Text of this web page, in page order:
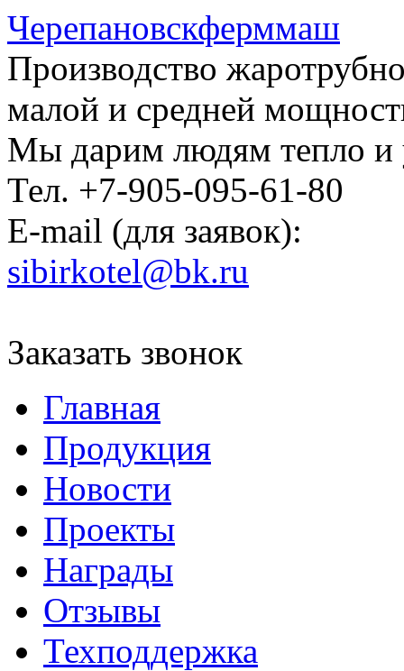
Черепановскферммаш
Производство
малой и средней
Мы дарим людям тепло и
Тел. +7-905-095-61-80
E-mail (для заявок):
sibirkotel@bk.ru
Заказать звонок
Главная
Продукция
Новости
Проекты
Награды
Отзывы
Техподдержка